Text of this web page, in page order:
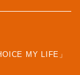
MY LIFE」